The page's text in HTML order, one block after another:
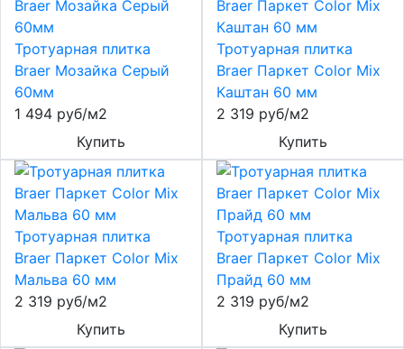
Тротуарная плитка
Braer Мозайка Серый
60мм
1 494 руб/м2
Купить
Тротуарная плитка
Braer Паркет Color Mix
Каштан 60 мм
2 319 руб/м2
Купить
Тротуарная плитка
Braer Паркет Color Mix
Мальва 60 мм
2 319 руб/м2
Купить
Тротуарная плитка
Braer Паркет Color Mix
Прайд 60 мм
2 319 руб/м2
Купить